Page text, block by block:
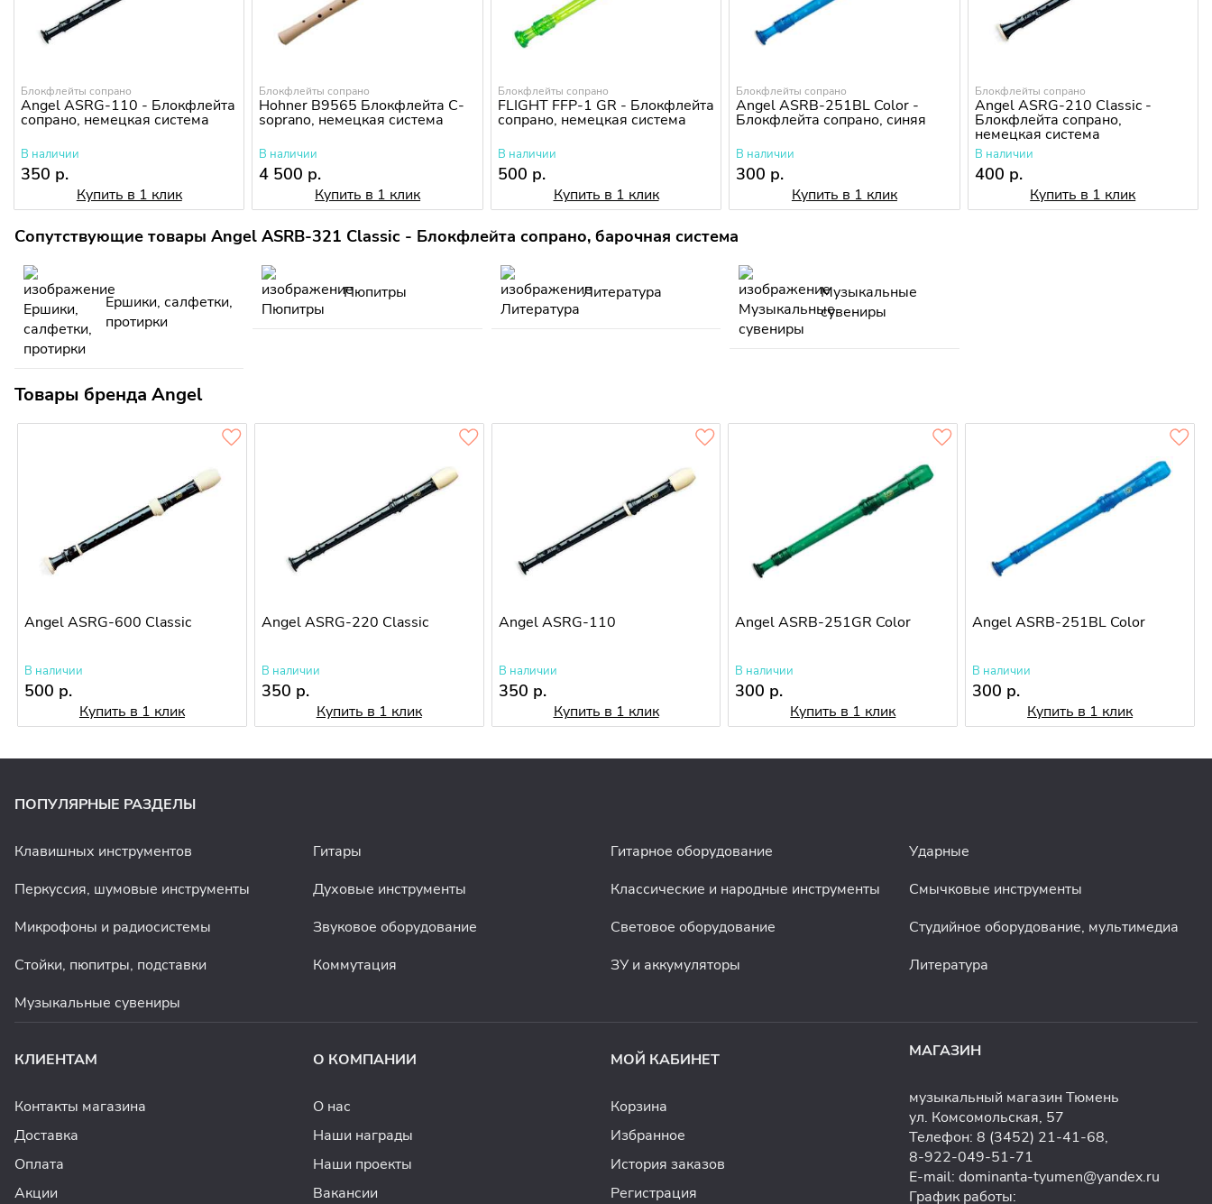
Блокфлейты сопрано
Angel ASRG-110 - Блокфлейта
сопрано, немецкая система
В наличии
350 р.
Купить в 1 клик
Блокфлейты сопрано
Hohner B9565 Блокфлейта C-
soprano, немецкая система
В наличии
4 500 р.
Купить в 1 клик
Блокфлейты сопрано
FLIGHT FFP-1 GR - Блокфлейта
сопрано, немецкая система
В наличии
500 р.
Купить в 1 клик
Блокфлейты сопрано
Angel ASRB-251BL Color -
Блокфлейта сопрано, синяя
В наличии
300 р.
Купить в 1 клик
Блокфлейты сопрано
Angel ASRG-210 Classic -
Блокфлейта сопрано,
немецкая система
В наличии
400 р.
Купить в 1 клик
Сопутствующие товары Angel ASRB-321 Classic - Блокфлейта сопрано, барочная система
Ершики, салфетки,
протирки
Пюпитры Литература
Музыкальные
сувениры
Товары бренда Angel
Angel ASRG-600 Classic
В наличии
500 р.
Купить в 1 клик
Angel ASRG-220 Classic
В наличии
350 р.
Купить в 1 клик
Angel ASRG-110
В наличии
350 р.
Купить в 1 клик
Angel ASRB-251GR Color
В наличии
300 р.
Купить в 1 клик
Angel ASRB-251BL Color
В наличии
300 р.
Купить в 1 клик
ПОПУЛЯРНЫЕ РАЗДЕЛЫ
Клавишных инструментов Гитары Гитарное оборудование
Ударные
Перкуссия, шумовые инструменты
Духовые инструменты Классические и народные инструменты
Смычковые инструменты
Микрофоны и радиосистемы
Звуковое оборудование Световое оборудование
Студийное оборудование, мультимедиа
Стойки, пюпитры, подставки
Коммутация ЗУ и аккумуляторы
Литература
Музыкальные сувениры
КЛИЕНТАМ
Контакты магазина
Доставка
Оплата
Акции
О КОМПАНИИ
О нас
Наши награды
Наши проекты
Вакансии
МОЙ КАБИНЕТ
Корзина
Избранное
История заказов
Регистрация
МАГАЗИН
музыкальный магазин Тюмень
ул. Комсомольская, 57
Телефон: 8 (3452) 21-41-68,
8-922-049-51-71
E-mail: dominanta-tyumen@yandex.ru
График работы: